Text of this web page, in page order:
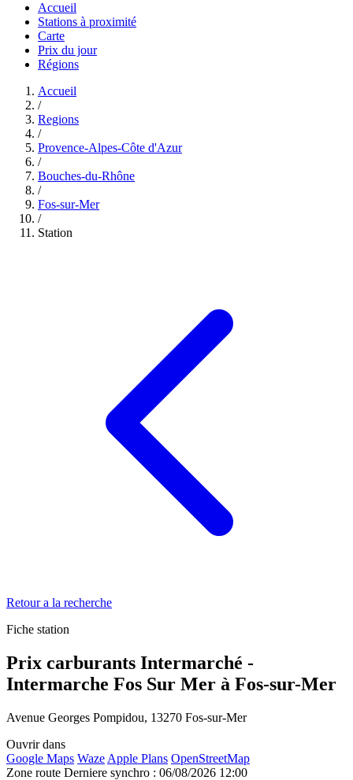
Accueil
Stations à proximité
Carte
Prix du jour
Régions
Accueil
/
Regions
/
Provence-Alpes-Côte d'Azur
/
Bouches-du-Rhône
/
Fos-sur-Mer
/
Station
Retour a la recherche
Fiche station
Prix carburants Intermarché -
Intermarche Fos Sur Mer à Fos-sur-Mer
Avenue Georges Pompidou, 13270 Fos-sur-Mer
Ouvrir dans
Google Maps Waze Apple Plans OpenStreetMap
Zone route Derniere synchro : 06/08/2026 12:00